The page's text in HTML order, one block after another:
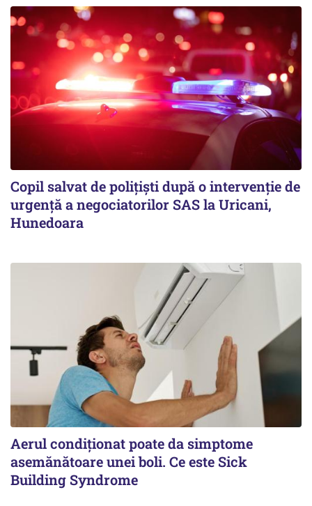
Copil salvat de polițiști după o intervenție de
urgență a negociatorilor SAS la Uricani,
Hunedoara
Aerul condiționat poate da simptome
asemănătoare unei boli. Ce este Sick
Building Syndrome